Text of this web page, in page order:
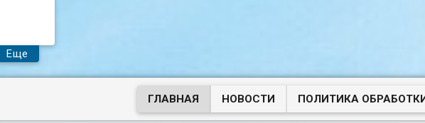
Еще
ГЛАВНАЯ НОВОСТИ ПОЛИТИКА